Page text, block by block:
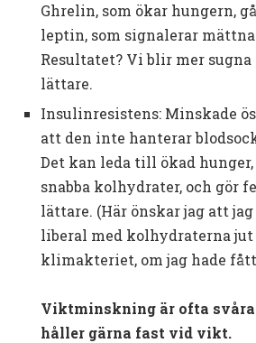
Ghrelin, som ökar hungern,
leptin, som signalerar
Resultatet? Vi blir mer sugna
lättare.
Insulinresistens: Minskade
att den inte hanterar
Det kan leda till ökad
snabba kolhydrater, och gör
lättare. (Här önskar jag att
liberal med kolhydraterna
klimakteriet, om jag hade
Viktminskning är ofta
håller gärna fast vid vikt.